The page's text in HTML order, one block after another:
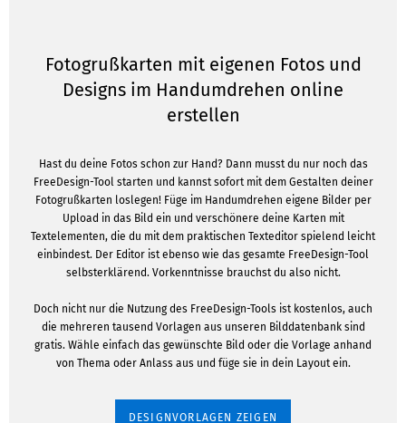
Fotogrußkarten mit eigenen Fotos und
Designs im Handumdrehen online
erstellen
Hast du deine Fotos schon zur Hand? Dann musst du nur noch das
FreeDesign-Tool starten und kannst sofort mit dem Gestalten deiner
Fotogrußkarten loslegen! Füge im Handumdrehen eigene Bilder per
Upload in das Bild ein und verschönere deine Karten mit
Textelementen, die du mit dem praktischen Texteditor spielend leicht
einbindest. Der Editor ist ebenso wie das gesamte FreeDesign-Tool
selbsterklärend. Vorkenntnisse brauchst du also nicht.
Doch nicht nur die Nutzung des FreeDesign-Tools ist kostenlos, auch
die mehreren tausend Vorlagen aus unseren Bilddatenbank sind
gratis. Wähle einfach das gewünschte Bild oder die Vorlage anhand
von Thema oder Anlass aus und füge sie in dein Layout ein.
DESIGNVORLAGEN ZEIGEN